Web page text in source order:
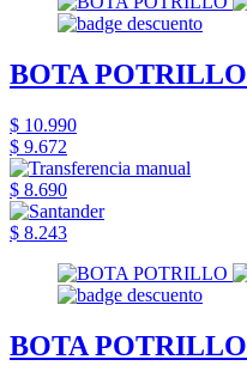
BOTA POTRILLO
$ 10.990
$ 9.672
$ 8.690
$ 8.243
BOTA POTRILLO